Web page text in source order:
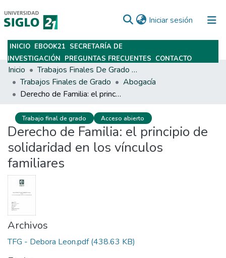
Iniciar sesión (current)
Subir
INICIO EBOOK21 SECRETARÍA DE
INVESTIGACIÓN PREGUNTAS FRECUENTES CONTACTO
Inicio
Trabajos Finales De Grado Y Posgrado
Trabajos Finales de Grado
Abogacía
Derecho de Familia: el principio de solidaridad en los vínculos familiares
Trabajo final de grado Acceso abierto
Derecho de Familia: el principio de
solidaridad en los vínculos
familiares
Archivos
TFG - Debora Leon.pdf(438.63 KB)